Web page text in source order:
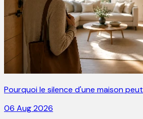
Pourquoi le silence d'une maison
06 Aug 2026